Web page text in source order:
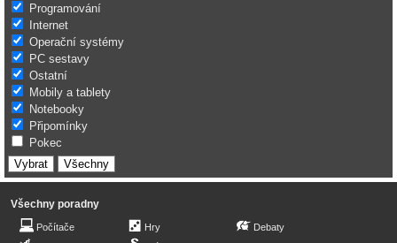
Programování
Internet
Operační systémy
PC sestavy
Ostatní
Mobily a tablety
Notebooky
Připomínky
Pokec
Všechny poradny
Počítače
Hry
Debaty